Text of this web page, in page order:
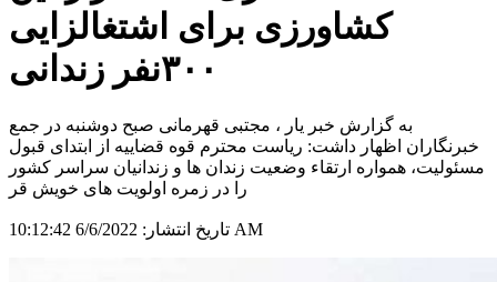
کشاورزی برای اشتغالزایی
۳۰۰نفر زندانی
به گزارش خبر یار ، مجتبی قهرمانی صبح دوشنبه در جمع
خبرنگاران اظهار داشت: ریاست محترم قوه قضاییه از ابتدای قبول
مسئولیت، همواره ارتقاء وضعیت زندان ها و زندانیان سراسر کشور
را در زمره اولویت های خویش قر
تاریخ انتشار: 6/6/2022 10:12:42 AM